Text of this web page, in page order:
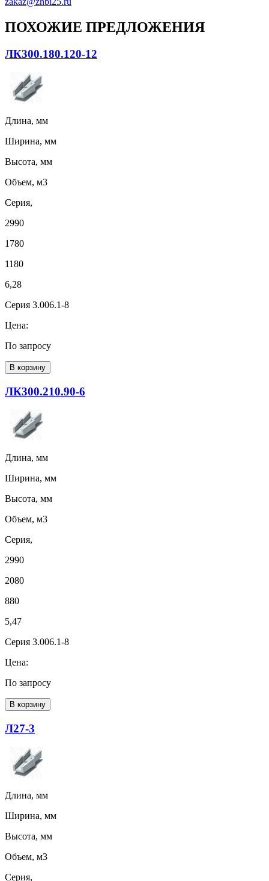
ПОХОЖИЕ ПРЕДЛОЖЕНИЯ
ЛК300.180.120-12
Длина, мм
Ширина, мм
Высота, мм
Объем, м3
Серия,
2990
1780
1180
6,28
Серия 3.006.1-8
Цена:
По запросу
В корзину
ЛК300.210.90-6
Длина, мм
Ширина, мм
Высота, мм
Объем, м3
Серия,
2990
2080
880
5,47
Серия 3.006.1-8
Цена:
По запросу
В корзину
Л27-3
Длина, мм
Ширина, мм
Высота, мм
Объем, м3
Серия,